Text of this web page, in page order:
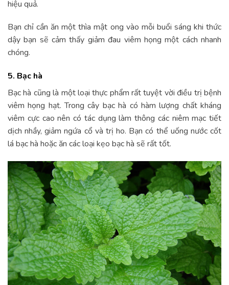
hiệu quả.
Bạn chỉ cần ăn một thìa mật ong vào mỗi buổi sáng khi thức
dậy bạn sẽ cảm thấy giảm đau viêm họng một cách nhanh
chóng.
5. Bạc hà
Bạc hà cũng là một loại thực phẩm rất tuyệt vời điều trị bệnh
viêm họng hạt. Trong cây bạc hà có hàm lượng chất kháng
viêm cực cao nên có tác dụng làm thông các niêm mạc tiết
dịch nhầy, giảm ngứa cổ và trị ho. Bạn có thể uống nước cốt
lá bạc hà hoặc ăn các loại kẹo bạc hà sẽ rất tốt.